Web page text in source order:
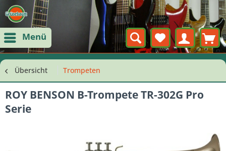
Menü
Übersicht Trompeten
ROY BENSON B-Trompete TR-302G Pro
Serie